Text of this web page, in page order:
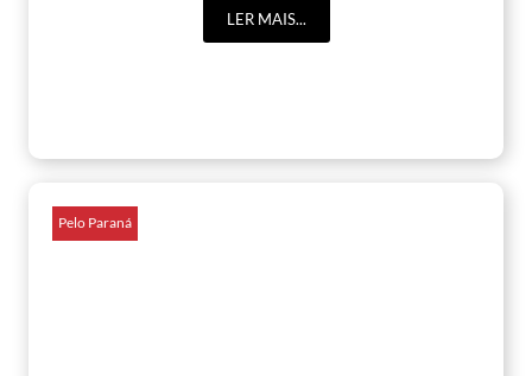
LER MAIS...
Pelo Paraná